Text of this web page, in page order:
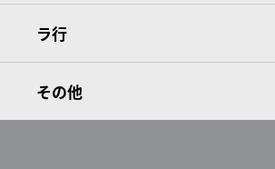
ラ行
その他